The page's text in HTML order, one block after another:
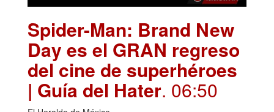
Spider-Man: Brand New
Day es el GRAN regreso
del cine de superhéroes
| Guía del Hater. 06:50